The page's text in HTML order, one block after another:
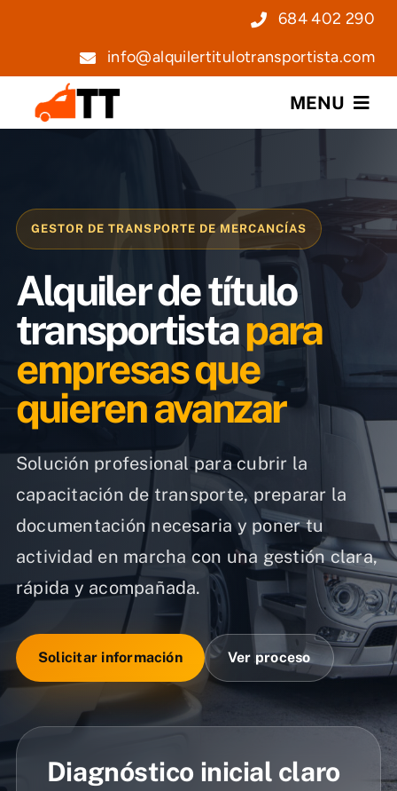
684 402 290
info@alquilertitulotransportista.com
MENU
Servicios
Noticias
Contacto
GESTOR DE TRANSPORTE DE MERCANCÍAS
Alquiler de título
transportistapara
empresas que
quieren avanzar
Solución profesional para cubrir la
capacitación de transporte, preparar la
documentación necesaria y poner tu
actividad en marcha con una gestión clara,
rápida y acompañada.
Solicitar información Ver proceso
Diagnóstico inicial claro